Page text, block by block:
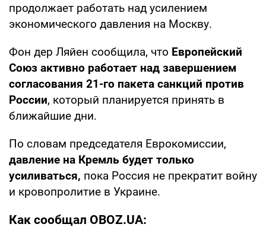
продолжает работать над усилением
экономического давления на Москву.
Фон дер Ляйен сообщила, что Европейский
Союз активно работает над завершением
согласования 21-го пакета санкций против
России, который планируется принять в
ближайшие дни.
По словам председателя Еврокомиссии,
давление на Кремль будет только
усиливаться, пока Россия не прекратит войну
и кровопролитие в Украине.
Как сообщал OBOZ.UA: